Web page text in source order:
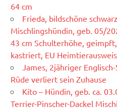
64 cm
Frieda, bildschöne
Mischlingshündin, geb. 05/
43 cm Schulterhöhe,
kastriert, EU Heimtierausweis
James, 2jähriger
Rüde verliert sein Zuhause
Kito – Hündin, geb. ca.
Terrier-Pinscher-Dackel